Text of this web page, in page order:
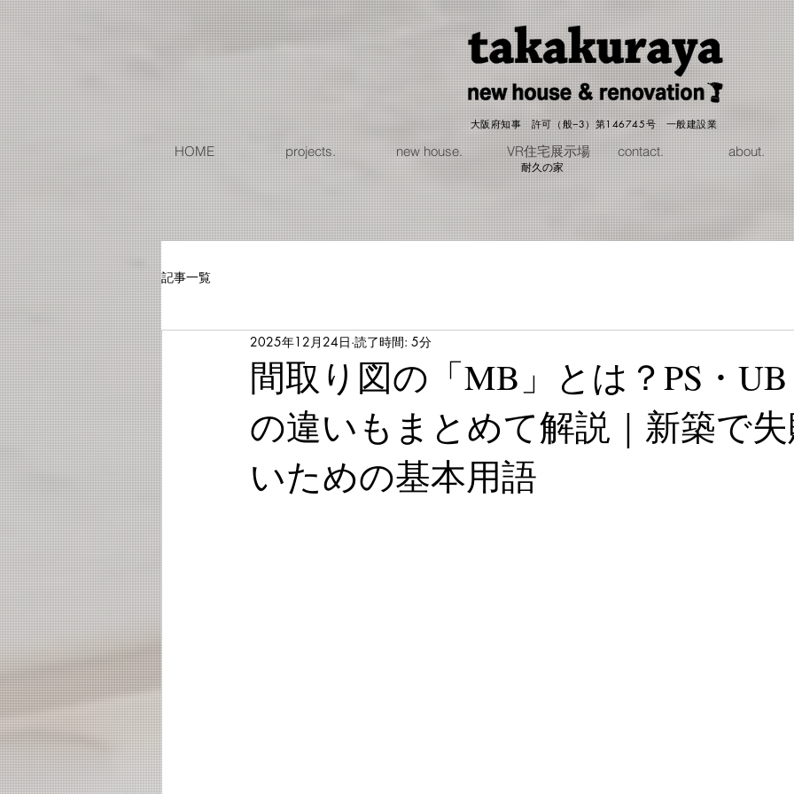
G-EJMHP19RSW
大阪府知事 許可（般−3）第146745号 一般建設業
HOME projects. new house. VR住宅展示場 contact. about.
耐久の家
記事一覧
間取り図の「MB」とは？PS・
の違いもまとめて解説｜新築で
いための基本用語
2025年12月24日 読了時間: 5分